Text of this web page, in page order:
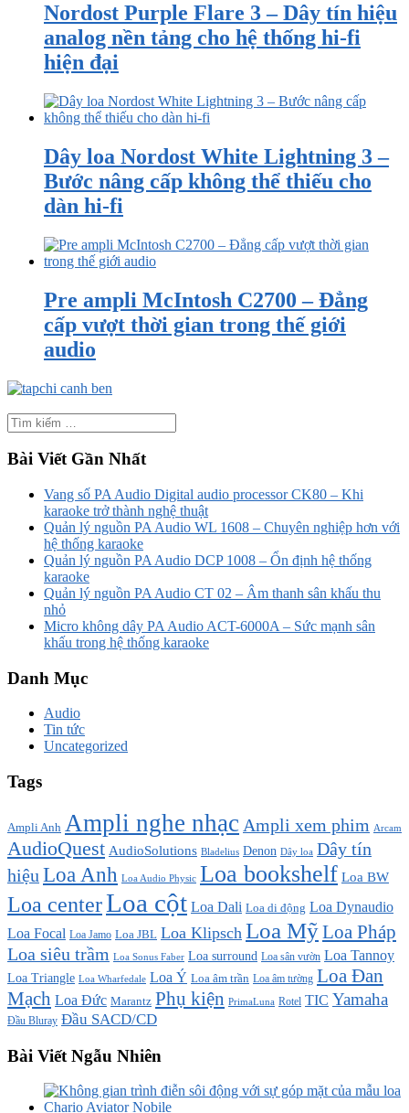
Nordost Purple Flare 3 – Dây tín hiệu
analog nền tảng cho hệ thống hi-fi
hiện đại
Dây loa Nordost White Lightning 3 –
Bước nâng cấp không thể thiếu cho
dàn hi-fi
Pre ampli McIntosh C2700 – Đẳng
cấp vượt thời gian trong thế giới
audio
Bài Viết Gần Nhất
Vang số PA Audio Digital audio processor CK80 – Khi
karaoke trở thành nghệ thuật
Quản lý nguồn PA Audio WL 1608 – Chuyên nghiệp hơn với
hệ thống karaoke
Quản lý nguồn PA Audio DCP 1008 – Ổn định hệ thống
karaoke
Quản lý nguồn PA Audio CT 02 – Âm thanh sân khấu thu
nhỏ
Micro không dây PA Audio ACT-6000A – Sức mạnh sân
khấu trong hệ thống karaoke
Danh Mục
Audio
Tin tức
Uncategorized
Tags
Ampli Anh Ampli nghe nhạc Ampli xem phim Arcam
AudioQuest AudioSolutions Bladelius Denon Dây loa Dây tín
hiệu Loa Anh Loa Audio Physic Loa bookshelf Loa BW
Loa centerLoa cột Loa Dali Loa di động Loa Dynaudio
Loa Focal Loa Jamo Loa JBL Loa Klipsch Loa MỹLoa Pháp
Loa siêu trầm Loa Sonus Faber Loa surround Loa sân vườn Loa Tannoy
Loa Triangle Loa Wharfedale Loa Ý Loa âm trần Loa âm tường Loa Đan
Mạch Loa Đức Marantz Phụ kiện PrimaLuna Rotel TIC Yamaha
Đầu Bluray Đầu SACD/CD
Bài Viết Ngẫu Nhiên